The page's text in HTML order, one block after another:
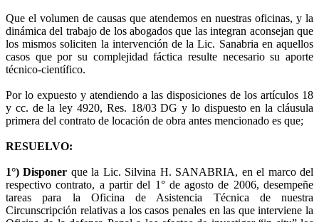
Que el volumen de causas que atendemos en nuestras oficinas, y la
dinámica del trabajo de los abogados que las integran aconsejan que
los mismos soliciten la intervención de la Lic. Sanabria en aquellos
casos que por su complejidad fáctica resulte necesario su aporte
técnico-científico.
Por lo expuesto y atendiendo a las disposiciones de los artículos 18
y cc. de la ley 4920, Res. 18/03 DG y lo dispuesto en la cláusula
primera del contrato de locación de obra antes mencionado es que;
RESUELVO:
1°) Disponer que la Lic. Silvina H. SANABRIA, en el marco del
respectivo contrato, a partir del 1° de agosto de 2006, desempeñe
tareas para la Oficina de Asistencia Técnica de nuestra
Circunscripción relativas a los casos penales en las que interviene la